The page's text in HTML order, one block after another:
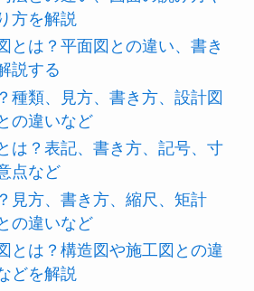
方を解説
とは？平面図との違い、書き
説する
種類、見方、書き方、設計図
の違いなど
は？表記、書き方、記号、寸
点など
見方、書き方、縮尺、矩計
の違いなど
とは？構造図や施工図との違
どを解説